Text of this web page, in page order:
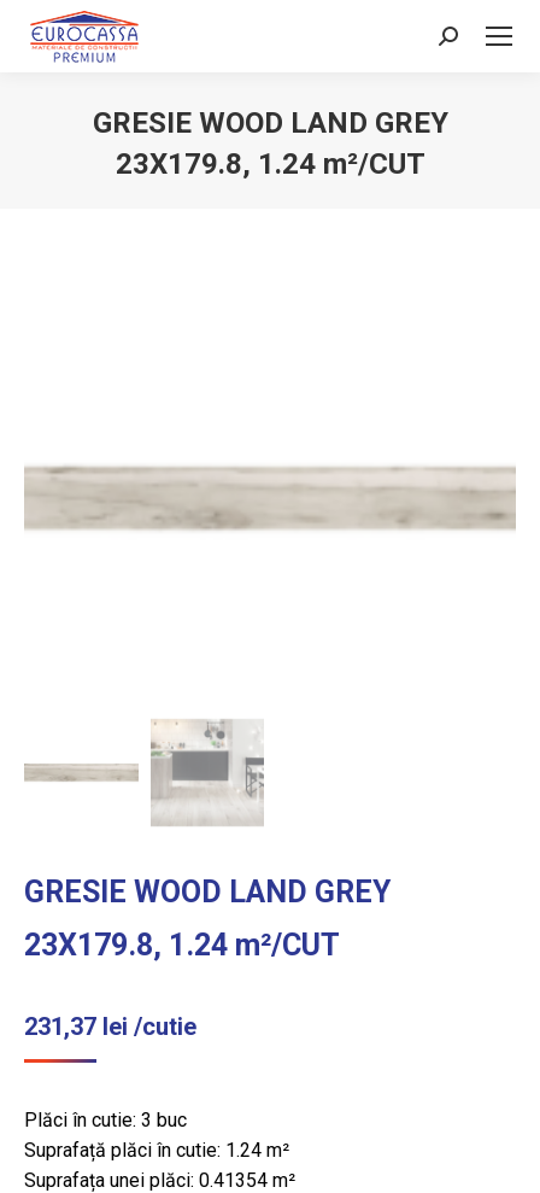
Search:
GRESIE WOOD LAND GREY
23X179.8, 1.24 m²/CUT
GRESIE WOOD LAND GREY
23X179.8, 1.24 m²/CUT
231,37 lei /cutie
Plăci în cutie: 3 buc
Suprafață plăci în cutie: 1.24 m²
Suprafața unei plăci: 0.41354 m²